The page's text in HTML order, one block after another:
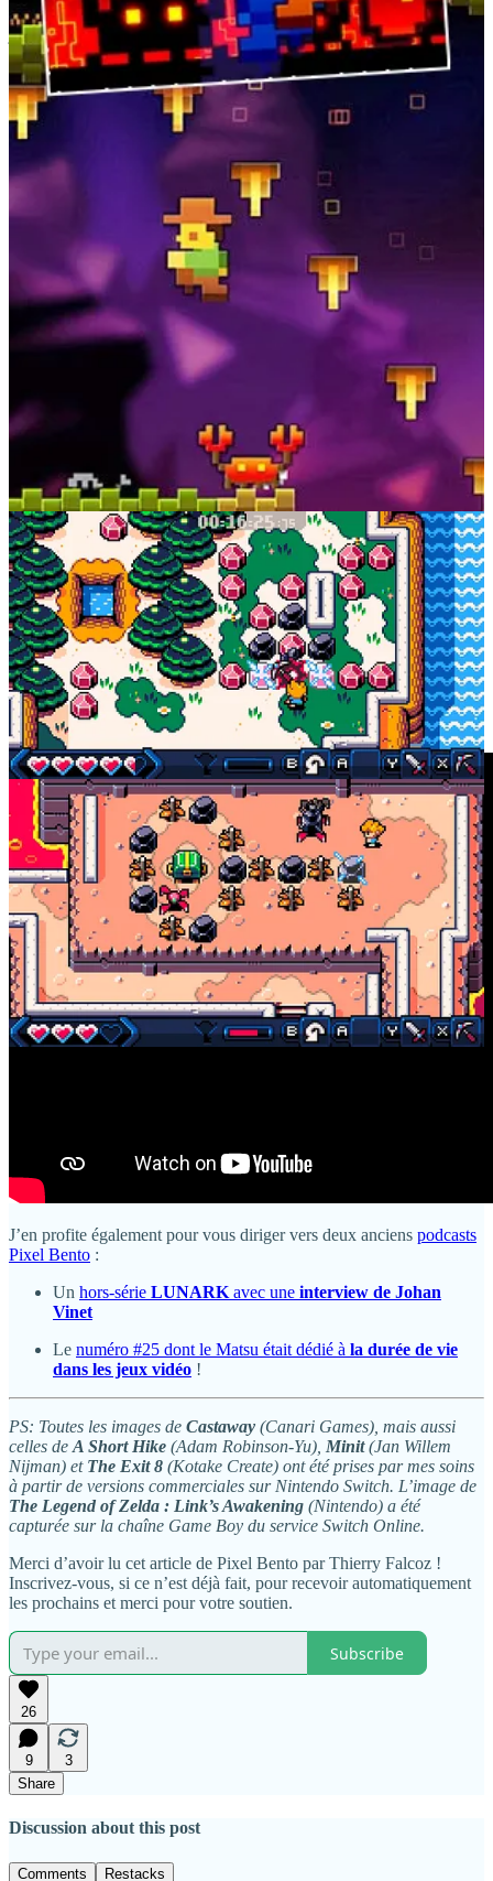
Castawayest un peu le descendant spirituel de cette série. Et
j’espère que Johan Vinet ainsi que d’autres développeurs et
développeuses continueront à explorer le potentiel ludique et
commercial de ces “mini-bouchées de jeu vidéo”, qui s’adaptent si
bien à nos emplois du temps toujours plus chargés.
Dans sa communication, Johan a d’ailleurs suggéré que
pourrait n’être qu’une… mise en bouche !
Les joueurs qui ont terminé Castaway savent que
certaines questions restent en suspens, et c’est
volontaire : j’ai toujours envisagé d’ajouter des
épisodes. Je ne peux rien promettre pour l’instant car je
suis en phase de préproduction, mais l’idée est
d’introduire de nouveaux personnages, chacun avec
des capacités uniques, dans un environnement qui lui
est propre. Si le premier épisode (l’aventure de Martin)
propose une Tour de la Mort après avoir terminé le
mode Histoire, ce sera peut-être une toute autre
proposition dans les futurs épisodes. Pour ce qui est du
format de distribution de ces épisodes potentiels, il est
trop tôt pour en parler.
Un grand merci à Johan pour avoir eu la gentillesse de prendre le
temps de répondre à mes questions par e-mail !
Mais… et vous alors ?!
Loading...
N’hésitez pas à développer votre avis et à partager vos micro-
jeux favoris dans les commentaires !
J’en profite également pour vous diriger vers deux anciens podcasts
Pixel Bento :
Un hors-série LUNARK avec une interview de Johan
Vinet
Le numéro #25 dont le Matsu était dédié à la durée de vie
dans les jeux vidéo !
PS: Toutes les images de Castaway (Canari Games), mais aussi
celles de A Short Hike (Adam Robinson-Yu), Minit(Jan Willem
Nijman) et The Exit 8 (Kotake Create) ont été prises par mes soins
à partir de versions commerciales sur Nintendo Switch. L’image de
The Legend of Zelda : Link’s Awakening (Nintendo) a été
capturée sur la chaîne Game Boy du service Switch Online.
Merci d’avoir lu cet article de Pixel Bento par Thierry Falcoz !
Inscrivez-vous, si ce n’est déjà fait, pour recevoir automatiquement
les prochains et merci pour votre soutien.
Subscribe
26
9
3
Share
Discussion about this post
Comments Restacks